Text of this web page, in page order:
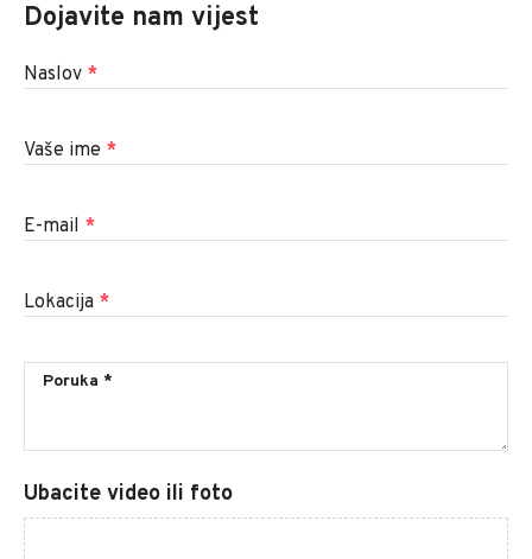
Dojavite nam vijest
Naslov *
Vaše ime *
E-mail *
Lokacija *
Ubacite video ili foto